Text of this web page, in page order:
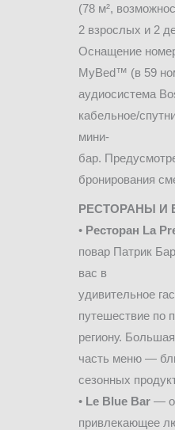
(78 м²,
2 взрослых и 2
Оснащение
MyBed™ (в 59
аудиосистема
кабельное/
мини-
бар.
бронирования
РЕСТОРАНЫ И
• Ресторан La
повар Патрик
вас в
удивительное
путешествие по
региону. Большая
часть меню —
сезонных
• Le Blue Bar —
привлекающее